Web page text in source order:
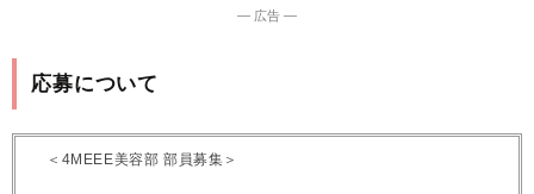
― 広告 ―
応募について
＜4MEEE美容部 部員募集＞